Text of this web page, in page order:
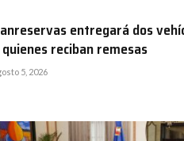
entregará dos
reciban remesas
5, 2026